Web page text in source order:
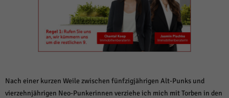
Nach einer kurzen Weile zwischen fünfzigjährigen Alt-Punks und
vierzehnjährigen Neo-Punkerinnen verziehe ich mich mit Torben in den
Alle akzeptieren Speichern und weiter
Zurück
Essenzielle Cookies ermöglichen grundlegende Funktionen und sind für die
einwandfreie Funktion der Website erforderlich.